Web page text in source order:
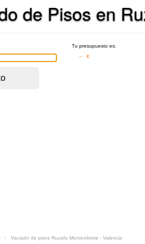
de Pisos en
Tu presupuesto es:
– €
Vaciado de pisos Ruzafa Monteolivete - Valencia